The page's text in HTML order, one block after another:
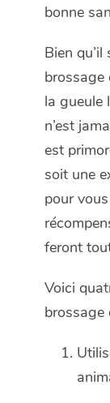
bonne
Bien
brossage
la gueule
n’est
est
soit une
pour
feront
Voici
brossage